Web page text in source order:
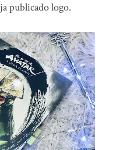
publicado logo.